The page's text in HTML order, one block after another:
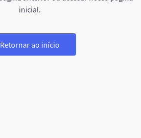
inicial.
Retornar ao início